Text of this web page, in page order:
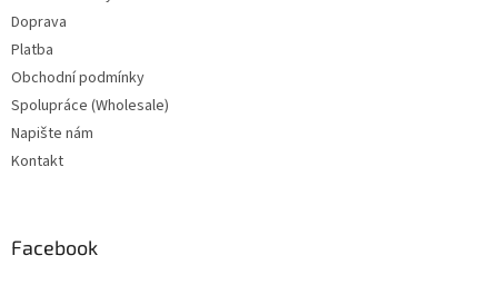
Doprava
Platba
Obchodní podmínky
Spolupráce (Wholesale)
Napište nám
Kontakt
Facebook